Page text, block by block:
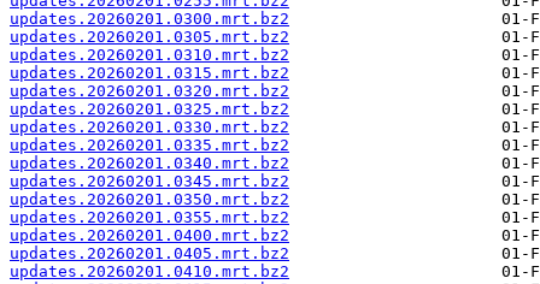
updates.20260201.0300.mrt.bz2
updates.20260201.0305.mrt.bz2
updates.20260201.0310.mrt.bz2
updates.20260201.0315.mrt.bz2
updates.20260201.0320.mrt.bz2
updates.20260201.0325.mrt.bz2
updates.20260201.0330.mrt.bz2
updates.20260201.0335.mrt.bz2
updates.20260201.0340.mrt.bz2
updates.20260201.0345.mrt.bz2
updates.20260201.0350.mrt.bz2
updates.20260201.0355.mrt.bz2
updates.20260201.0400.mrt.bz2
updates.20260201.0405.mrt.bz2
updates.20260201.0410.mrt.bz2